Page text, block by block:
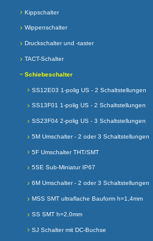
Kippschalter
Wippenschalter
Druckschalter und -taster
TACT-Schalter
Schiebeschalter
SS12E03 1-polig US - 2 Schaltstellungen
SS13F01 1-polig US - 2 Schaltstellungen
SS23F04 2-polig US - 3 Schaltstellungen
5M Umschalter - 2 oder 3 Schaltstellungen
5F Umschalter THT/SMT
5SE Sub-Miniatur IP67
6M Umschalter - 2 oder 3 Schaltstellungen
MSS SMT ultraflache Bauform h=1,4mm
SS SMT h=2,0mm
SJ Schalter mit DC-Buchse